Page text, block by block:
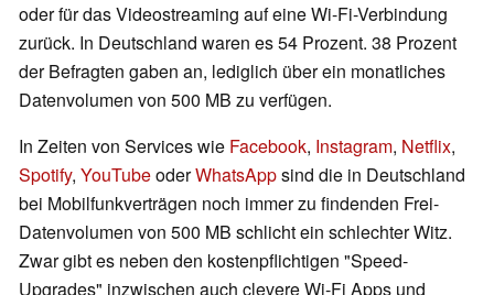
oder für das Videostreaming auf eine Wi-Fi-Verbindung
zurück. In Deutschland waren es 54 Prozent. 38 Prozent
der Befragten gaben an, lediglich über ein monatliches
Datenvolumen von 500 MB zu verfügen.
In Zeiten von Services wie Facebook, Instagram, Netflix,
Spotify, YouTubeoderWhatsAppsind die in Deutschland
bei Mobilfunkverträgen noch immer zu findenden Frei-
Datenvolumen von 500 MB schlicht ein schlechter Witz.
Zwar gibt es neben den kostenpflichtigen "Speed-
Upgrades" inzwischen auch clevere Wi-Fi Apps und